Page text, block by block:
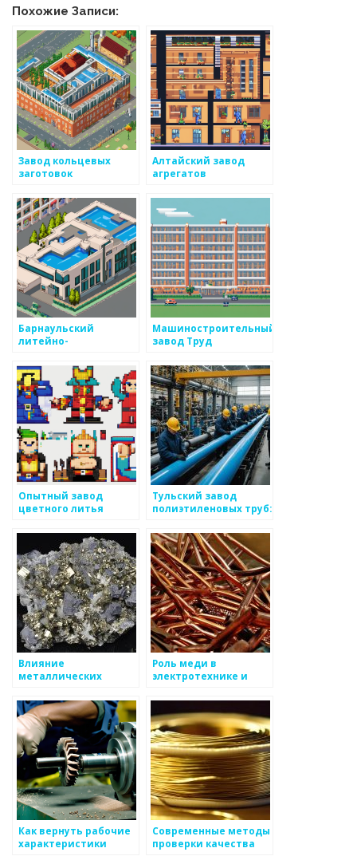
Похожие Записи:
Завод кольцевых
заготовок
Алтайский завод
агрегатов
Барнаульский
литейно-
Машиностроительный
завод Труд
Опытный завод
цветного литья
Тульский завод
полиэтиленовых труб:
труб высокого
качества
Влияние
металлических
окружающую среду
Роль меди в
электротехнике и
Как вернуть рабочие
характеристики
Современные методы
проверки качества